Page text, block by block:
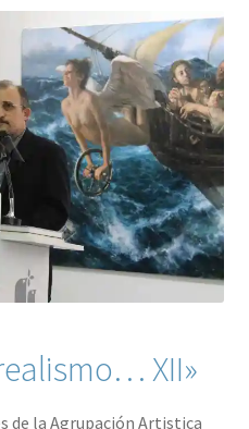
XII»
de la Agrupación Artistica